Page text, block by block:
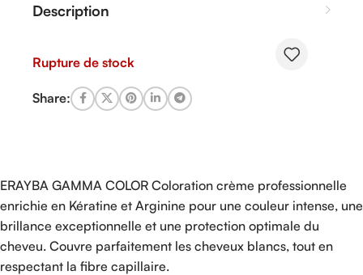
Description
Rupture de stock
Share:
ERAYBA GAMMA COLOR Coloration crème professionnelle
enrichie en Kératine et Arginine pour une couleur intense, une
brillance exceptionnelle et une protection optimale du
cheveu. Couvre parfaitement les cheveux blancs, tout en
respectant la fibre capillaire.